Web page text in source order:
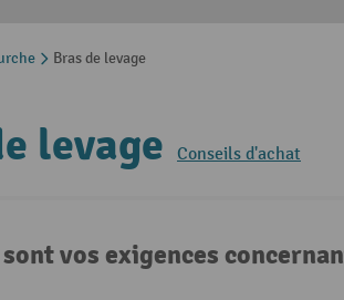
Bras de levage
levage Conseils d'achat
vos exigences